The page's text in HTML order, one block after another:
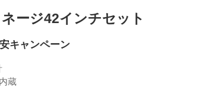
ージ42インチセット
キャンペーン
蔵